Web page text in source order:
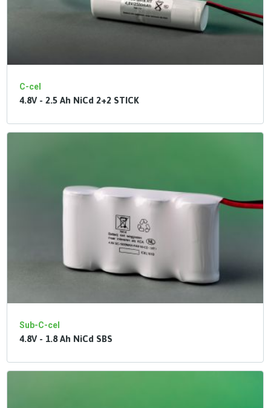
C-cel
4.8V - 2.5 Ah NiCd 2+2 STICK
Sub-C-cel
4.8V - 1.8 Ah NiCd SBS